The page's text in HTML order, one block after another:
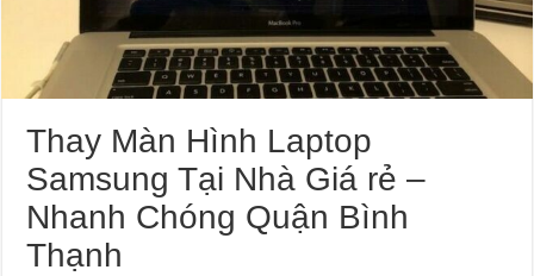
Thay Màn Hình Laptop
Samsung Tại Nhà Giá rẻ –
Nhanh Chóng Quận Bình
Thạnh